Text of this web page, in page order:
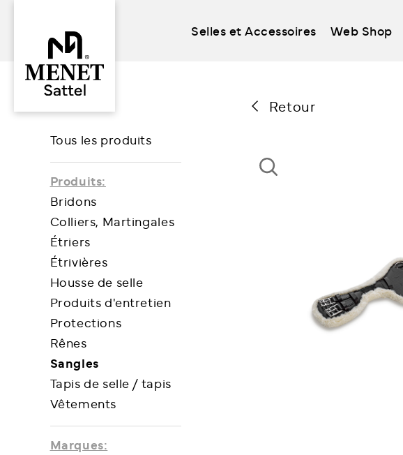
Skip
Selles et Accessoires Web Shop
Tous les produits
Produits:
Bridons
Colliers, Martingales
Étriers
Étrivières
Housse de selle
Produits d'entretien
Protections
Rênes
Sangles
Tapis de selle / tapis
Vêtements
Marques:
Retour